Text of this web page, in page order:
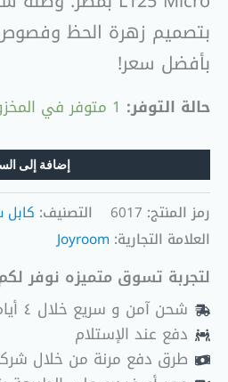
بتصميم زهرة الحظ وفصوص
بأفضل سعر!
حالة التوفر: 1 متوفر في المخزون
إضافة إلى
رمز المنتج: 6017 التصنيف:
العلامة التجارية: Joyroom
لتجربة تسوق متميزه نوفر
شحن آمن و سريع خلال ٤ أيام عمل
دفع عند الإستلام
طرق دفع مرنة من خلال